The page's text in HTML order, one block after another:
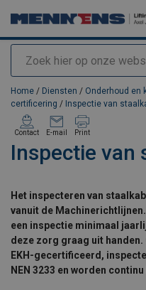
Zoeken
toegevoegd aan uw offerte
Home / Diensten / Onderhoud en
certificering / Inspectie van
Inspectie van
Contact E-mail Print
Het inspecteren van
vanuit de
een inspectie minimaal
deze zorg graag uit handen.
EKH-gecertificeerd,
NEN 3233 en worden